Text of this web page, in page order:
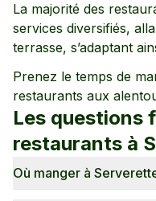
La majorité des
services diversifiés,
terrasse, s’adaptant
Prenez le temps de
restaurants aux
Les questions
restaurants à
Où manger à